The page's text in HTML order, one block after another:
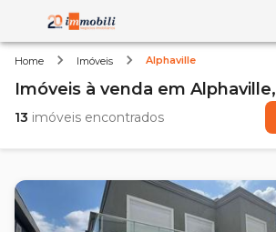
Home Imóveis Alphaville
Imóveis à venda em Alphaville,
13 imóveis encontrados